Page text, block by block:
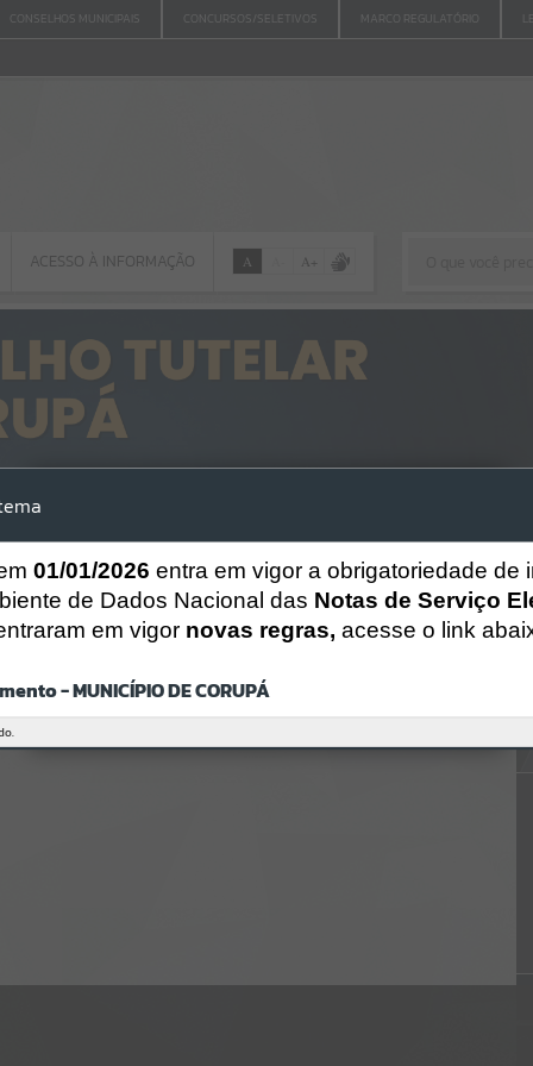
CONSELHOS MUNICIPAIS CONCURSOS/SELETIVOS MARCO REGULATÓRIO
Por favor, aguarde...
ACESSO À INFORMAÇÃO A A +
01/01/2026 entra em vigor a obrigatoriedade de
de Dados Nacional das Notas de Serviço
em vigor novas regras, acesse o link
- MUNICÍPIO DE CORUPÁ
Gerenciamento do Sistema
CÓDIGO DA MENSAGEM: EST-000040
Ocorreu um erro de script:
Uncaught SyntaxError: Unexpected token '('
https://corupa.atende.net/cidadao/pagina/static/bundle/wpo_index_
2_base_l2_portal_editores_sync_dd63a725aa1a3e42e62571aa199b67e
Verificar Mais Detalhes